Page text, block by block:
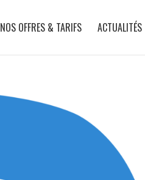
NOS OFFRES & TARIFS ACTUALITÉS